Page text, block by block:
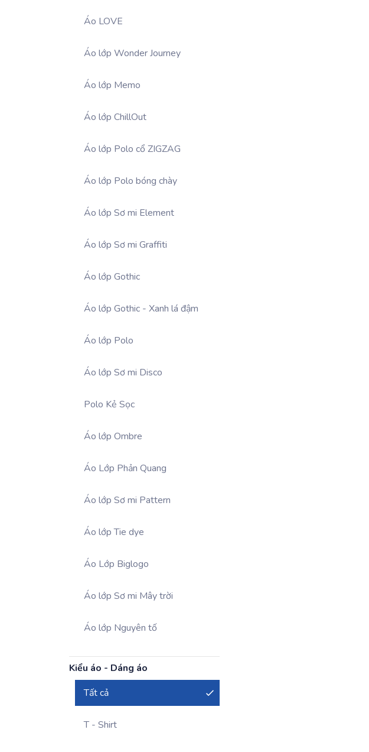
Áo LOVE
Áo lớp Wonder Journey
Áo lớp Memo
Áo lớp ChillOut
Áo lớp Polo cổ ZIGZAG
Áo lớp Polo bóng chày
Áo lớp Sơ mi Element
Áo lớp Sơ mi Graffiti
Áo lớp Gothic
Áo lớp Gothic - Xanh lá đậm
Áo lớp Polo
Áo lớp Sơ mi Disco
Polo Kẻ Sọc
Áo lớp Ombre
Áo Lớp Phản Quang
Áo lớp Sơ mi Pattern
Áo lớp Tie dye
Áo Lớp Biglogo
Áo lớp Sơ mi Mây trời
Áo lớp Nguyên tố
Kiểu áo - Dáng áo
Tất cả
T - Shirt